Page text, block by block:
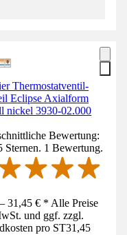
Thermostatventil-
Eclipse Axialform
nickel 3930-02.000
Bewertung:
Sternen. 1 Bewertung.
31,45 € * Alle Preise
und ggf. zzgl.
pro ST31,45